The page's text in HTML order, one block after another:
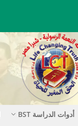
أدوات الدراسة BST